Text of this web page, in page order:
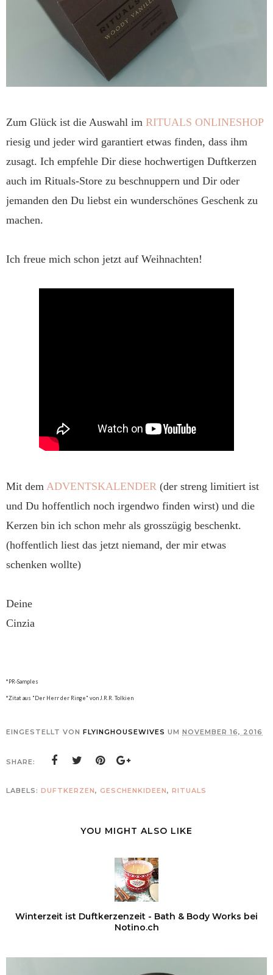
Zum Glück ist die Auswahl im RITUALS ONLINESHOP
riesig und jeder wird garantiert etwas finden, dass ihm
zusagt. Ich empfehle Dir diese hochwertigen Duftkerzen
auch im Rituals-Store zu beschnuppern und Dir oder
jemanden den Du liebst ein wunderschönes Geschenk zu
machen.
Ich freue mich schon jetzt auf Weihnachten!
Mit dem ADVENTSKALENDER (der streng limitiert ist
und Du hoffentlich noch irgendwo finden wirst) und die
Kerzen bin ich schon mehr als grosszügig beschenkt.
(hoffentlich liest das jetzt niemand, der mir etwas
schenken wollte)
Deine
Cinzia
*PR-Samples
*Zitat aus "Der Herr der Ringe" von J.R.R. Tolkien
EINGESTELLT VON FLYINGHOUSEWIVES UM NOVEMBER 16, 2016
SHARE:
LABELS: DUFTKERZEN, GESCHENKIDEEN, RITUALS
YOU MIGHT ALSO LIKE
Winterzeit ist Duftkerzenzeit - Bath & Body Works bei
Notino.ch